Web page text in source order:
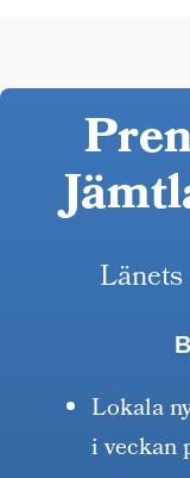
Lokala
i veckan